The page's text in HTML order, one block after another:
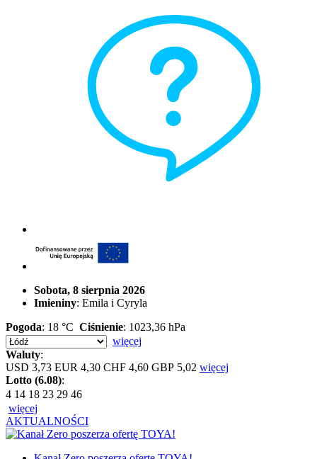
Sobota, 8 sierpnia 2026
Imieniny: Emila i Cyryla
Pogoda: 18 °C Ciśnienie: 1023,36 hPa
więcej
Waluty:
USD 3,73 EUR 4,30 CHF 4,60 GBP 5,02 więcej
Lotto (6.08):
4 14 18 23 29 46
więcej
AKTUALNOŚCI